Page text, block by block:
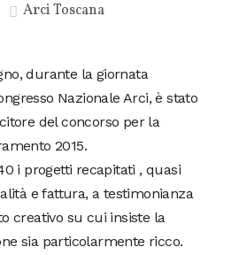
Arci Toscana
durante la giornata
Nazionale Arci, è stato
del concorso per la
2015.
i progetti recapitati , quasi
e fattura, a testimonianza
creativo su cui insiste la
sia particolarmente ricco.